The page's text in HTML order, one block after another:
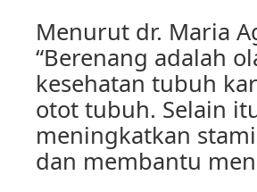
Menurut dr. Maria
“Berenang adalah
kesehatan tubuh
otot tubuh. Selain
meningkatkan
dan membantu